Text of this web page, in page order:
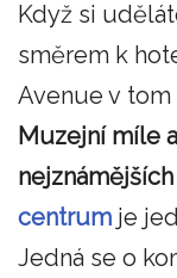
Když si
směrem k
Avenue v
Muzejní míle
centrum je
Jedná se o